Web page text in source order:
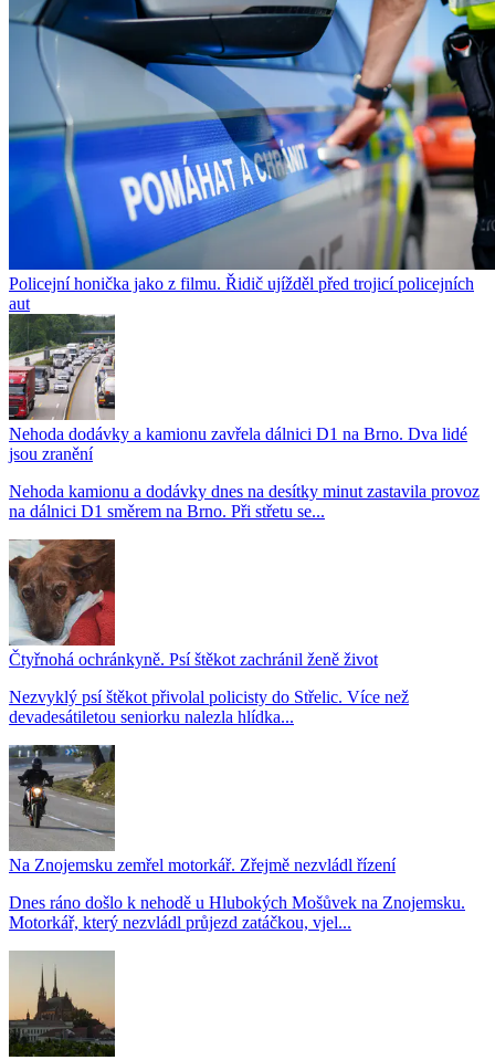
Policejní honička jako z filmu. Řidič ujížděl před trojicí policejních
aut
Nehoda dodávky a kamionu zavřela dálnici D1 na Brno. Dva lidé
jsou zranění
Nehoda kamionu a dodávky dnes na desítky minut zastavila provoz
na dálnici D1 směrem na Brno. Při střetu se...
Čtyřnohá ochránkyně. Psí štěkot zachránil ženě život
Nezvyklý psí štěkot přivolal policisty do Střelic. Více než
devadesátiletou seniorku nalezla hlídka...
Na Znojemsku zemřel motorkář. Zřejmě nezvládl řízení
Dnes ráno došlo k nehodě u Hlubokých Mošůvek na Znojemsku.
Motorkář, který nezvládl průjezd zatáčkou, vjel...